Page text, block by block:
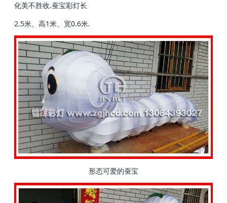
化美不胜收.蚕宝彩灯长
2.5米、高1米、宽0.6米.
形态可爱的蚕宝